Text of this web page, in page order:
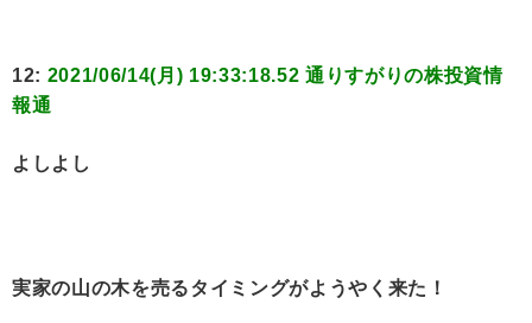
12: 2021/06/14(月) 19:33:18.52 通りすがりの株投資情
報通
よしよし
実家の山の木を売るタイミングがようやく来た！